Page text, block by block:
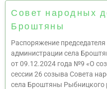
Совет народных
Броштяны
Распоряжение
администрации села
от 09.12.2024 года №9 «О
сессии 26 созыва Совета
села Броштяны Рыбницкого